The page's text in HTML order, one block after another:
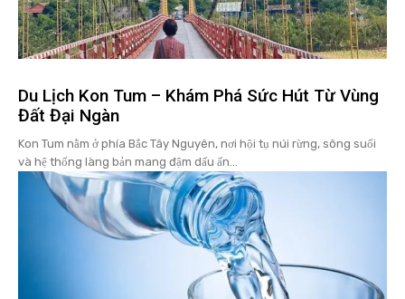
Du Lịch Kon Tum – Khám Phá Sức Hút Từ Vùng
Đất Đại Ngàn
Kon Tum nằm ở phía Bắc Tây Nguyên, nơi hội tụ núi rừng, sông suối
và hệ thống làng bản mang đậm dấu ấn...